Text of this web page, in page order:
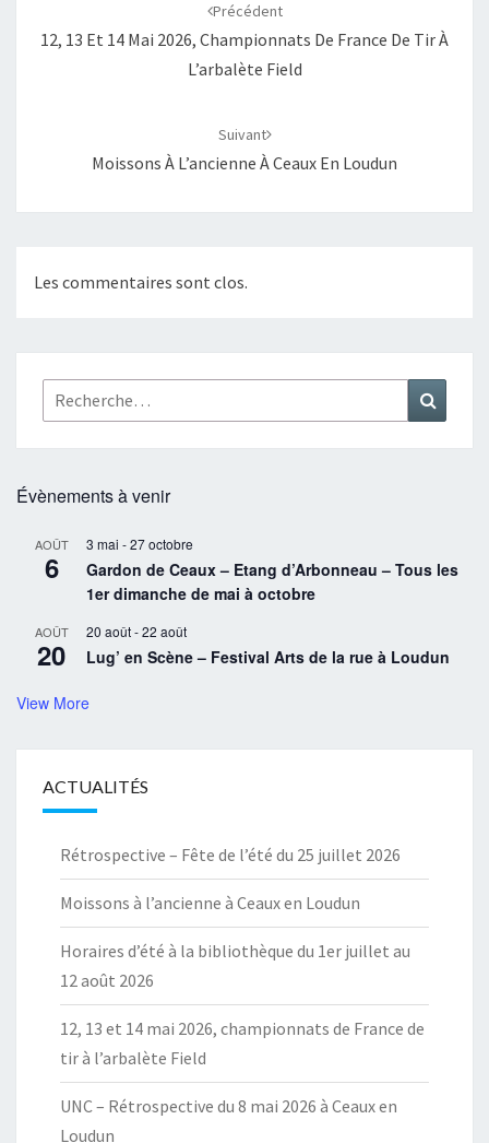
Précédent
12, 13 Et 14 Mai 2026, Championnats De France De Tir À
L’arbalète Field
Suivant
Moissons À L’ancienne À Ceaux En Loudun
Les commentaires sont clos.
Rechercher :
Évènements à venir
AOÛT
6
3 mai -27 octobre
Gardon de Ceaux – Etang d’Arbonneau – Tous les
1er dimanche de mai à octobre
AOÛT
20
20 août-22 août
Lug’ en Scène – Festival Arts de la rue à Loudun
View More
ACTUALITÉS
Rétrospective – Fête de l’été du 25 juillet 2026
Moissons à l’ancienne à Ceaux en Loudun
Horaires d’été à la bibliothèque du 1er juillet au
12 août 2026
12, 13 et 14 mai 2026, championnats de France de
tir à l’arbalète Field
UNC – Rétrospective du 8 mai 2026 à Ceaux en
Loudun